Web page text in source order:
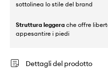
sottolinea lo stile del brand
Struttura leggera che offre
appesantire i piedi
Dettagli del prodotto